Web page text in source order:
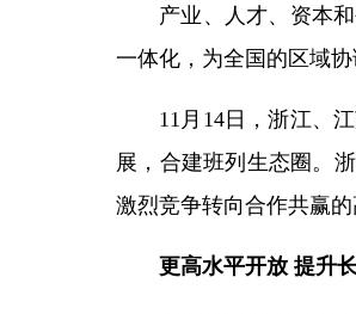
产业、人才、资本
一体化，为全国的区域协
11月14日，浙江、
展，合建班列生态圈。
激烈竞争转向合作共赢的
更高水平开放 提升